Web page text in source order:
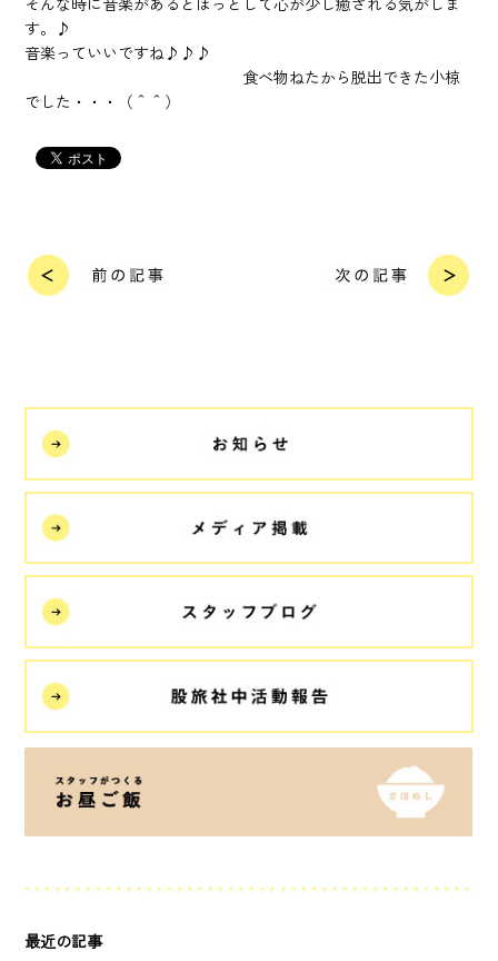
す。♪
音楽っていいですね♪♪♪
食べ物ねたから脱出できた小椋
でした・・・（＾＾）
最近の記事